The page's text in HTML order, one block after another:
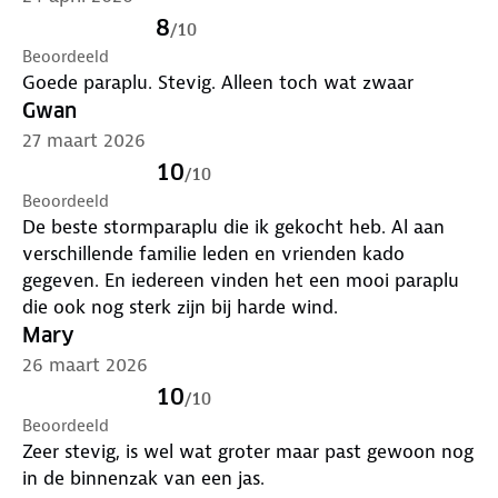
8/10
Beoordeeld
Goede paraplu. Stevig. Alleen toch wat zwaar
Gwan
27 maart 2026
10/10
Beoordeeld
De beste stormparaplu die ik gekocht heb. Al aan
verschillende familie leden en vrienden kado
gegeven. En iedereen vinden het een mooi paraplu
die ook nog sterk zijn bij harde wind.
Mary
26 maart 2026
10/10
Beoordeeld
Zeer stevig, is wel wat groter maar past gewoon nog
in de binnenzak van een jas.